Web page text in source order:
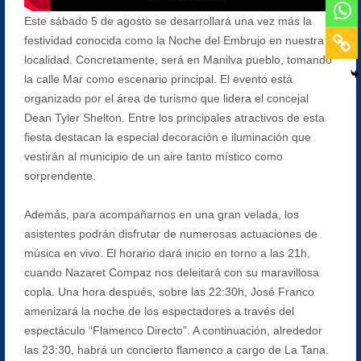
Este sábado 5 de agosto se desarrollará una vez más la
festividad conocida como la Noche del Embrujo en nuestra
localidad. Concretamente, será en Manilva pueblo, tomando
la calle Mar como escenario principal. El evento está
organizado por el área de turismo que lidera el concejal
Dean Tyler Shelton. Entre los principales atractivos de esta
fiesta destacan la especial decoración e iluminación que
vestirán al municipio de un aire tanto místico como
sorprendente.
Además, para acompañarnos en una gran velada, los
asistentes podrán disfrutar de numerosas actuaciones de
música en vivo. El horario dará inicio en torno a las 21h,
cuando Nazaret Compaz nos deleitará con su maravillosa
copla. Una hora después, sobre las 22:30h, José Franco
amenizará la noche de los espectadores a través del
espectáculo “Flamenco Directo”. A continuación, alrededor
las 23:30, habrá un concierto flamenco a cargo de La Tana.